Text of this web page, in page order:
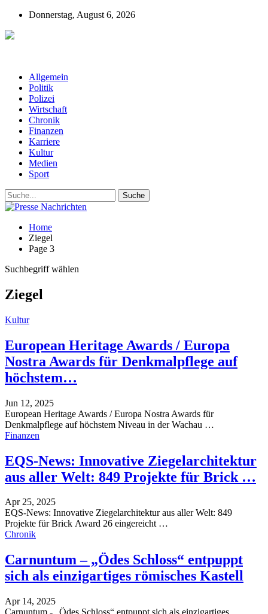
Donnerstag, August 6, 2026
Allgemein
Politik
Polizei
Wirtschaft
Chronik
Finanzen
Karriere
Kultur
Medien
Sport
Home
Ziegel
Page 3
Suchbegriff wählen
Ziegel
Kultur
European Heritage Awards / Europa
Nostra Awards für Denkmalpflege auf
höchstem…
Jun 12, 2025
European Heritage Awards / Europa Nostra Awards für
Denkmalpflege auf höchstem Niveau in der Wachau …
Finanzen
EQS-News: Innovative Ziegelarchitektur
aus aller Welt: 849 Projekte für Brick …
Apr 25, 2025
EQS-News: Innovative Ziegelarchitektur aus aller Welt: 849
Projekte für Brick Award 26 eingereicht …
Chronik
Carnuntum – „Ödes Schloss“ entpuppt
sich als einzigartiges römisches Kastell
Apr 14, 2025